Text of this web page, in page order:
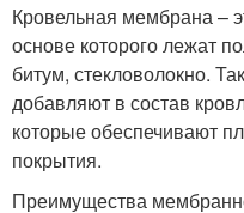
Кровельная мембрана –
основе которого лежат
битум, стекловолокно.
добавляют в состав
которые обеспечивают
покрытия.
Преимущества